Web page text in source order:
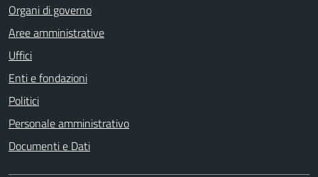
Organi di governo
Aree amministrative
Uffici
Enti e fondazioni
Politici
Personale amministrativo
Documenti e Dati